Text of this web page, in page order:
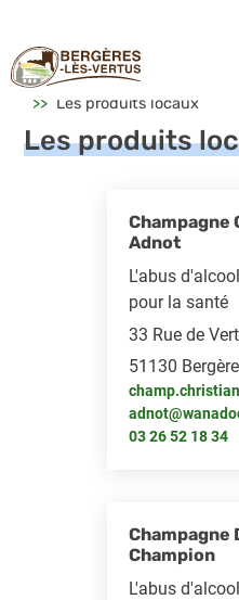
Accueil Sortir, bouger
Les produits locaux
Les produits
Champagne
Adnot
L'abus
pour la santé
33 Rue de
51130
03 26 52 18 34
Champagne
Champion
L'abus